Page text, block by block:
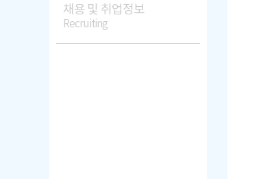
채용 및 취업정보
Recruiting